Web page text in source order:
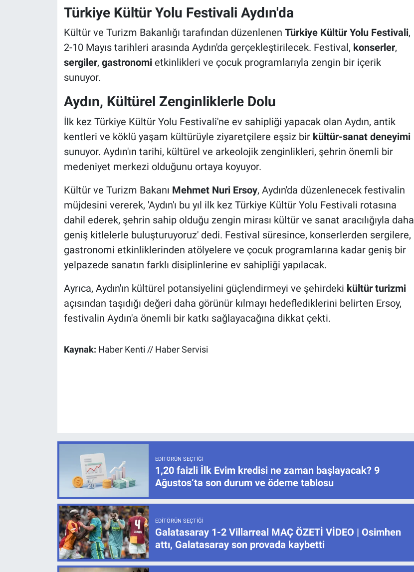
Türkiye Kültür Yolu Festivali Aydın'da
Kültür ve Turizm Bakanlığı tarafından düzenlenen Türkiye Kültür Yolu Festivali,
2-10 Mayıs tarihleri arasında Aydın'da gerçekleştirilecek. Festival, konserler,
sergiler, gastronomietkinlikleri ve çocuk programlarıyla zengin bir içerik
sunuyor.
Aydın, Kültürel Zenginliklerle Dolu
İlk kez Türkiye Kültür Yolu Festivali'ne ev sahipliği yapacak olan Aydın, antik
kentleri ve köklü yaşam kültürüyle ziyaretçilere eşsiz bir kültür-sanat deneyimi
sunuyor. Aydın'ın tarihi, kültürel ve arkeolojik zenginlikleri, şehrin önemli bir
medeniyet merkezi olduğunu ortaya koyuyor.
Kültür ve Turizm Bakanı Mehmet Nuri Ersoy, Aydın'da düzenlenecek festivalin
müjdesini vererek, 'Aydın'ı bu yıl ilk kez Türkiye Kültür Yolu Festivali rotasına
dahil ederek, şehrin sahip olduğu zengin mirası kültür ve sanat aracılığıyla daha
geniş kitlelerle buluşturuyoruz' dedi. Festival süresince, konserlerden sergilere,
gastronomi etkinliklerinden atölyelere ve çocuk programlarına kadar geniş bir
yelpazede sanatın farklı disiplinlerine ev sahipliği yapılacak.
Ayrıca, Aydın'ın kültürel potansiyelini güçlendirmeyi ve şehirdeki kültür turizmi
açısından taşıdığı değeri daha görünür kılmayı hedeflediklerini belirten Ersoy,
festivalin Aydın'a önemli bir katkı sağlayacağına dikkat çekti.
Kaynak: Haber Kenti // Haber Servisi
EDITÖRÜN SEÇTIĞI
1,20 faizli İlk Evim kredisi ne zaman başlayacak? 9
Ağustos’ta son durum ve ödeme tablosu
EDITÖRÜN SEÇTIĞI
Galatasaray 1-2 Villarreal MAÇ ÖZETİ VİDEO | Osimhen
attı, Galatasaray son provada kaybetti